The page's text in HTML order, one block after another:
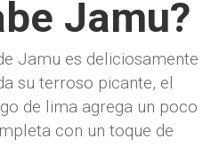
Jamu?
Jamu es deliciosamente
su terroso picante, el
de lima agrega un poco
con un toque de